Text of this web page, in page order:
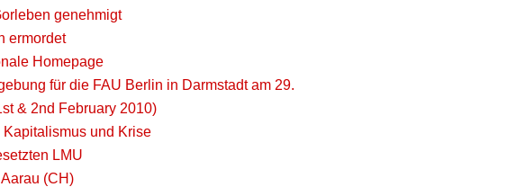
genehmigt
ermordet
Homepage
für die FAU Berlin in Darmstadt am 29.
& 2nd February 2010)
und Krise
LMU
(CH)